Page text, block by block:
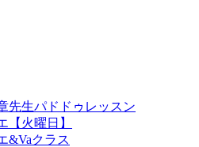
先生パドドゥレッスン
【火曜日】
&Vaクラス